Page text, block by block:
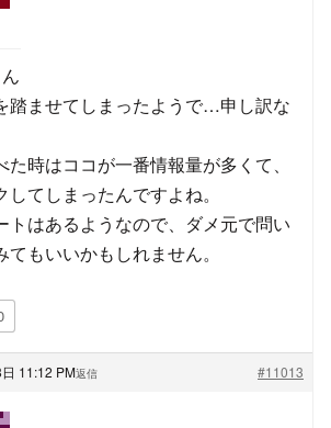
踏ませてしまったようで…申し訳な
た時はココが一番情報量が多くて、
してしまったんですよね。
トはあるようなので、ダメ元で問い
てもいいかもしれません。
11:12 PM #11013
返信